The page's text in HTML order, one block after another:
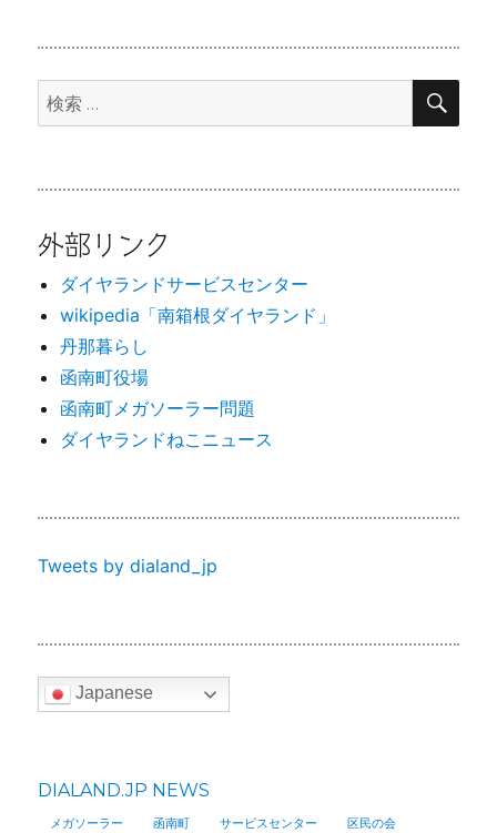
検
索:
検
外部リンク
ダイヤランドサービスセンター
wikipedia「南箱根ダイヤランド」
丹那暮らし
函南町役場
函南町メガソーラー問題
ダイヤランドねこニュース
Tweets by dialand_jp
Japanese
DIALAND.JP NEWS
メガソーラー 函南町 サービスセンター 区民の会